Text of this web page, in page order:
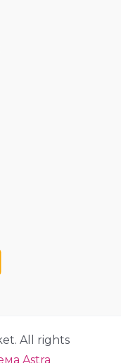
All rights
Astra